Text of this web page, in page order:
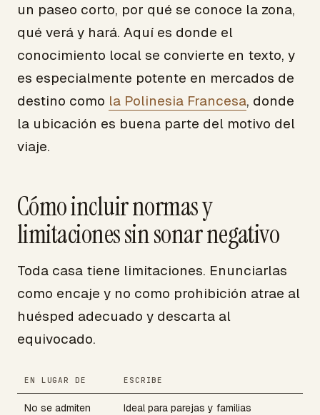
un paseo corto, por qué se conoce la zona,
qué verá y hará. Aquí es donde el
conocimiento local se convierte en texto, y
es especialmente potente en mercados de
destino como la Polinesia Francesa, donde
la ubicación es buena parte del motivo del
viaje.
Cómo incluir normas y
limitaciones sin sonar negativo
Toda casa tiene limitaciones. Enunciarlas
como encaje y no como prohibición atrae al
huésped adecuado y descarta al
equivocado.
EN LUGAR DE ESCRIBE
No se admiten
Ideal para parejas y familias